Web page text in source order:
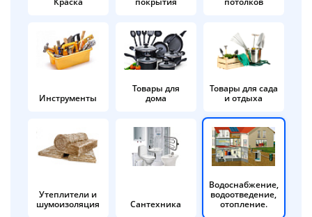
Инструменты
Товары для
дома
Товары для сада
и отдыха
Утеплители и
шумоизоляция
Сантехника
Водоснабжение,
водоотведение,
отопление.
в корзину
Оплачивайте сегодня только
25% картой любого банка
Получайте товар
выбранный способом
Оставшиеся
% будут